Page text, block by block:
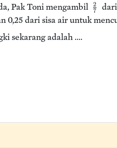
Pak Toni mengambil
7
2
0,25 dari sisa air untuk
sekarang adalah ....